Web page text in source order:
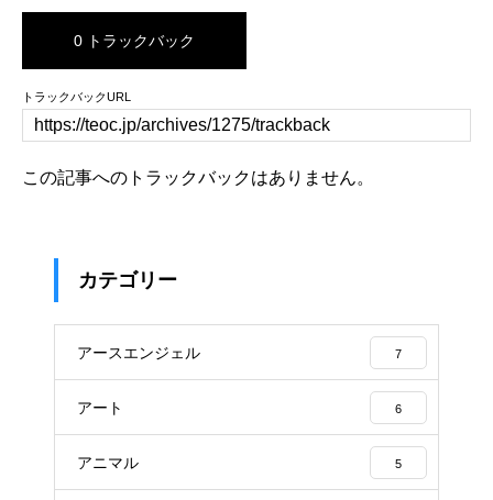
0 トラックバック
トラックバックURL
この記事へのトラックバックはありません。
カテゴリー
アースエンジェル 7
アート 6
アニマル 5